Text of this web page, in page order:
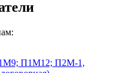
П1М12; П2М-1,